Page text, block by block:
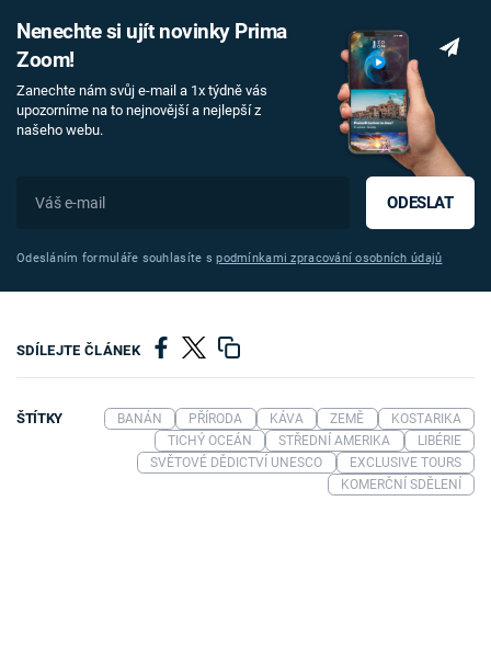
Nenechte si ujít novinky Prima
Zoom!
Zanechte nám svůj e-mail a 1x týdně vás
upozorníme na to nejnovější a nejlepší z
našeho webu.
ODESLAT
Odesláním formuláře souhlasíte spodmínkami zpracování osobních údajů
SDÍLEJTE ČLÁNEK
ŠTÍTKY BANÁN PŘÍRODA KÁVA ZEMĚ
KOSTARIKA
TICHÝ OCEÁN
STŘEDNÍ AMERIKA
LIBÉRIE
SVĚTOVÉ DĚDICTVÍ UNESCO
EXCLUSIVE TOURS
KOMERČNÍ SDĚLENÍ